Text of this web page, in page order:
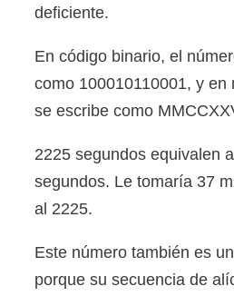
deficiente.
En código binario, el
como 100010110001, y en
se escribe como
2225 segundos equivalen
segundos. Le tomaría 37
al 2225.
Este número también es
porque su secuencia de